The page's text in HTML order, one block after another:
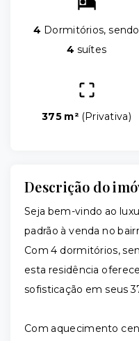
4 Dormitórios, sendo
4 suítes
375 m² (Privativa)
Descrição do
Seja bem-vindo ao
padrão à venda no
Com 4 dormitórios,
esta residência
sofisticação em seus
Com aquecimento